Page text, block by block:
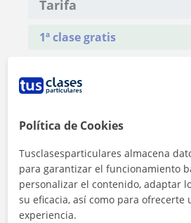
Tarifa
1ª clase gratis
Política de Cookies
Tusclasesparticulares almacena
para garantizar el funcionamiento
personalizar el contenido, adaptar
su eficacia, así como para ofrecerte
experiencia.